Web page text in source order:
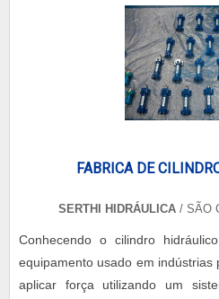
FABRICA DE
SERTHI HIDRÁULICA / SÃO
Conhecendo o cilindro
equipamento usado em indústrias
aplicar força utilizando um